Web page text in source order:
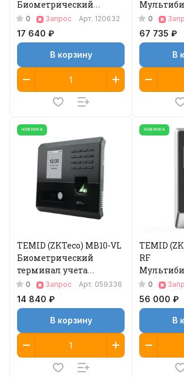
Биометрический
терминал
0 Запрос Арт. 120632
17 640 ₽
В корзину
терминал
рабочего
0
67 735 ₽
В
НОВИНКА
TEMID (ZKTeco) MB10-VL
Биометрический
терминал учета
рабочего времени
0 Запрос Арт. 059336
14 840 ₽
В корзину
НОВИНКА
TEMID
RF
терминал
0
56 000 ₽
В